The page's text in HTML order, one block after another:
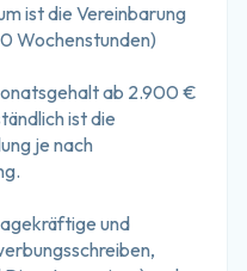
ist die Vereinbarung
Wochenstunden)
ab 2.900 €
ist die
je nach
und